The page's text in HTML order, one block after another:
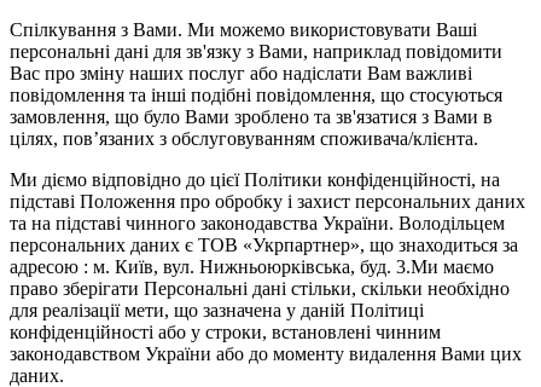
Спілкування з Вами. Ми можемо використовувати Ваші
персональні дані для зв'язку з Вами, наприклад повідомити
Вас про зміну наших послуг або надіслати Вам важливі
повідомлення та інші подібні повідомлення, що стосуються
замовлення, що було Вами зроблено та зв'язатися з Вами в
цілях, пов’язаних з обслуговуванням споживача/клієнта.
Ми діємо відповідно до цієї Політики конфіденційності, на
підставі Положення про обробку і захист персональних даних
та на підставі чинного законодавства України. Володільцем
персональних даних є ТОВ «Укрпартнер», що знаходиться за
адресою : м. Київ, вул. Нижньоюркiвська, буд. 3.Ми маємо
право зберігати Персональні дані стільки, скільки необхідно
для реалізації мети, що зазначена у даній Політиці
конфіденційності або у строки, встановлені чинним
законодавством України або до моменту видалення Вами цих
даних.